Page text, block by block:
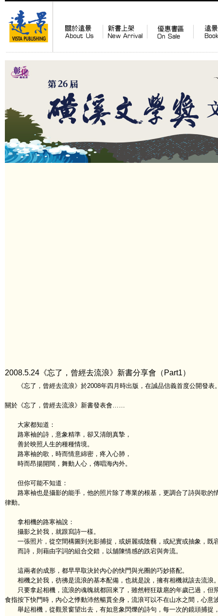
2008.5.24《忘了，曾經去流浪》新書分享會（Part1）
《忘了，曾經去流浪》於2008年四月時出版，在誠品信義首度公開發表
關於《忘了，曾經去流浪》新書發表會……
大家都知道：
路寒袖的詩，意象精準，卻又清朗真摯，
善於映照人生的種種情境。
路寒袖的歌，時而情意綿密，疼入心肺，
時而昂揚開闊，舞動人心，傳唱海內外。
但你可能不知道：
路寒袖也是攝影的能手，他的照片除了專業的根基，更調合了詩與歌的
律動。
拿相機的路寒袖說：
攝影之於我，就跟寫詩一樣。
一張照片，從空間構圖到光影捕捉，或妍麗或陰蘙，或紀實或抽象，既
而詩，則藉由字詞的組合交錯，以舖陳情感的跌宕與奔流。
這兩者的成形，都早早取決於內心的快門與光圈的巧妙搭配。
相機之於我，彷彿是流浪的基本配備，也就是說，擁有相機就該去流浪
只要拿起相機，流浪的魂魄就都回來了，雖然輕狂跋扈的年歲已過，但
食指按下快門時，內心之悸動沛然暢貫全身，流浪可以不在山水之間，心意
舉起相機，從觀景窗望出去，有如意象閃爍的詩句，每一次的鏡頭捕捉